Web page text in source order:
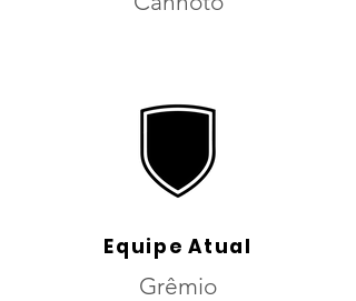
Equipe Atual
Grêmio